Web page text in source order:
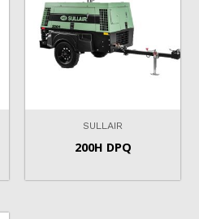
SULLAIR
200H DPQ